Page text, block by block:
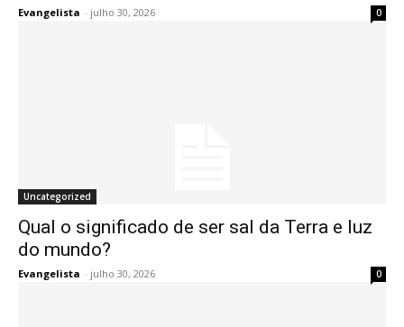
Evangelista - julho 30, 2026 0
Uncategorized
Qual o significado de ser sal da Terra e luz
do mundo?
Evangelista - julho 30, 2026 0